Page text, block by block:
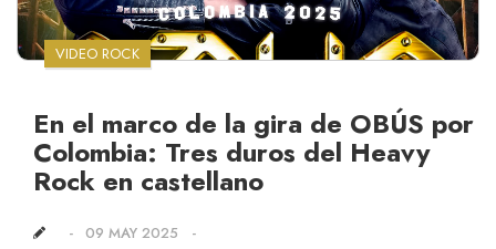
VIDEO ROCK
En el marco de la gira de OBÚS por
Colombia: Tres duros del Heavy
Rock en castellano
09 MAY 2025